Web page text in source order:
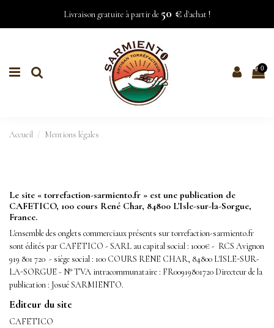
Livraison gratuite à partir de 50 € d'achat !
0
Accueil Mentions légales
Le site « torrefaction-sarmiento.fr » est une publication de
CAFETICO, 100 cours René Char, 84800 L'Isle-sur-la-Sorgue,
France.
L'ensemble des onglets commerciaux présents sur torrefaction-sarmiento.fr
sont édités par CAFETICO - SARL au capital social : 1000€ - RCS Avignon
919 801 720 - siège social : 100 COURS RENE CHAR, 84800 L'ISLE-SUR-
LA-SORGUE - N° TVA intracommunataire : FR00919801720 Directeur de la
publication : Josué SARMIENTO.
Editeur du site
CAFETICO